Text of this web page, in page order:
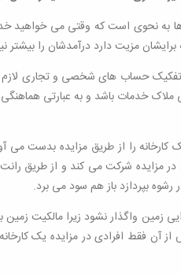
نحوی است که وقتی می خواهید
دلیل تفکیک حساب های شخصی و
خدمات باشد و به عبارتی
را از طریق مزایده بدست می
مزایده شرکت می کند و از طریق
بپردازد باز هم سود می برد.
زمین واگذار نشود زیرا مالکیت
آن فقط افرادی در مزایده یک